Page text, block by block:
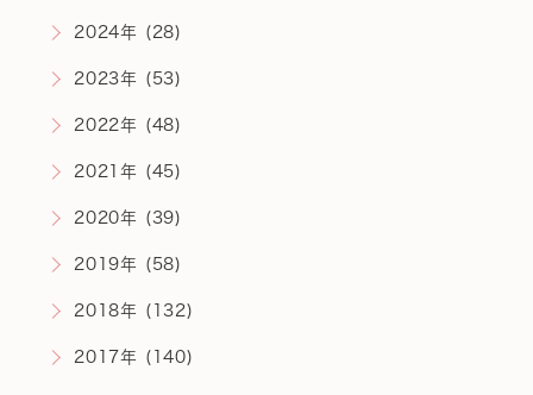
2024年 (28)
2023年 (53)
2022年 (48)
2021年 (45)
2020年 (39)
2019年 (58)
2018年 (132)
2017年 (140)